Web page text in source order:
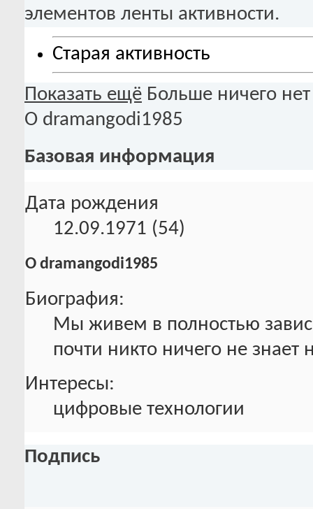
элементов ленты активности.
Старая активность
Показать ещё Больше ничего нет
О dramangodi1985
Базовая информация
Дата рождения
12.09.1971 (54)
О dramangodi1985
Биография:
Мы живем в полностью
почти никто ничего не знает
Интересы:
цифровые технологии
Подпись